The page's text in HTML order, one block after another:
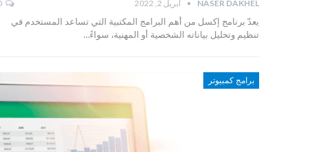
NASER DAKHEL أبريل 2, 2022
يعدّ برنامج إكسل من أهم البرامج المكتبية التي تساعد المستخدم في
تنظيم وتحليل بياناته الشخصية أو المهنية، سواءً…
برامج كمبيوتر